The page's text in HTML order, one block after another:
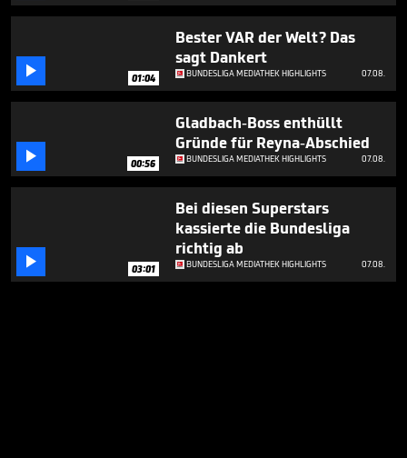
 01:04
Bester VAR der Welt? Das
sagt Dankert
BUNDESLIGA MEDIATHEK HIGHLIGHTS 07.08.
 00:56
Gladbach-Boss enthüllt
Gründe für Reyna-Abschied
BUNDESLIGA MEDIATHEK HIGHLIGHTS 07.08.
 03:01
Bei diesen Superstars
kassierte die Bundesliga
richtig ab
BUNDESLIGA MEDIATHEK HIGHLIGHTS 07.08.